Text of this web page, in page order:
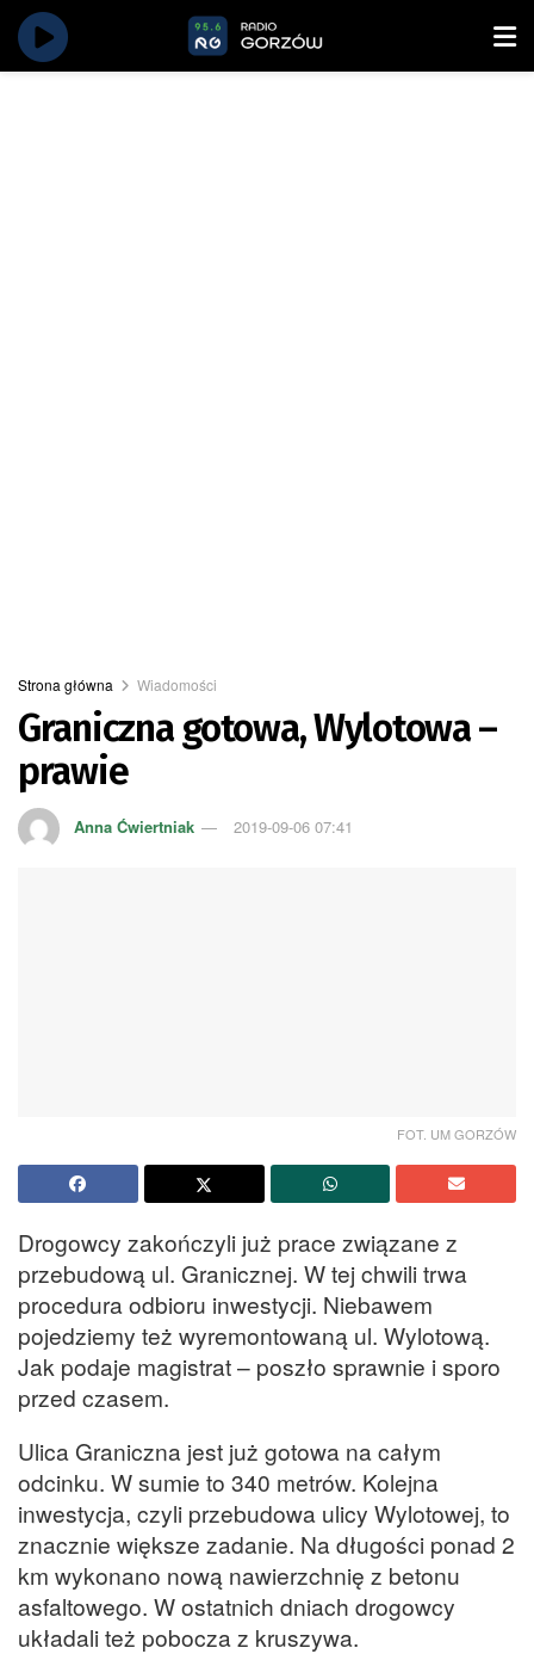
Strona główna Wiadomości
Graniczna gotowa, Wylotowa –
prawie
Anna Ćwiertniak 2019-09-06 07:41
FOT. UM GORZÓW
Drogowcy zakończyli już prace związane z
przebudową ul. Granicznej. W tej chwili trwa
procedura odbioru inwestycji. Niebawem
pojedziemy też wyremontowaną ul. Wylotową.
Jak podaje magistrat – poszło sprawnie i sporo
przed czasem.
Ulica Graniczna jest już gotowa na całym
odcinku. W sumie to 340 metrów. Kolejna
inwestycja, czyli przebudowa ulicy Wylotowej, to
znacznie większe zadanie. Na długości ponad 2
km wykonano nową nawierzchnię z betonu
asfaltowego. W ostatnich dniach drogowcy
układali też pobocza z kruszywa.